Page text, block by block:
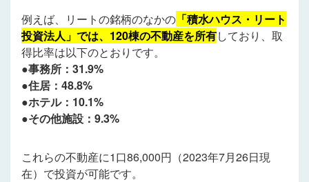
例えば、リートの銘柄のなかの「積水ハウス・リート
投資法人」では、120棟の不動産を所有しており、取
得比率は以下のとおりです。
●事務所：31.9%
●住居：48.8%
●ホテル：10.1%
●その他施設：9.3%
これらの不動産に1口86,000円（2023年7月26日現
在）で投資が可能です。